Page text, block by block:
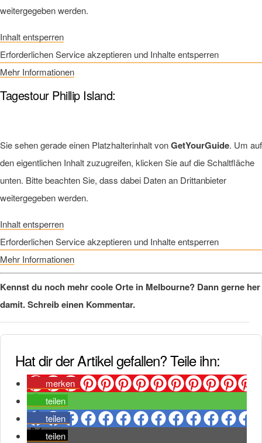
weitergegeben werden.
Inhalt entsperren
Erforderlichen Service akzeptieren und Inhalte entsperren
Mehr Informationen
Tagestour Phillip Island:
Sie sehen gerade einen Platzhalterinhalt vonGetYourGuide. Um auf
den eigentlichen Inhalt zuzugreifen, klicken Sie auf die Schaltfläche
unten. Bitte beachten Sie, dass dabei Daten an Drittanbieter
weitergegeben werden.
Inhalt entsperren
Erforderlichen Service akzeptieren und Inhalte entsperren
Mehr Informationen
Kennst du noch mehr coole Orte in Melbourne? Dann gerne her
damit. Schreib einen Kommentar.
Hat dir der Artikel gefallen? Teile ihn:
merken
teilen
teilen
teilen